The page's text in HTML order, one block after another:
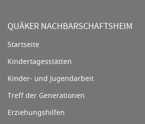
QUÄKER NACHBARSCHAFTSHEIM
Startseite
Kindertagesstätten
Kinder- und Jugendarbeit
Treff der Generationen
Erziehungshilfen